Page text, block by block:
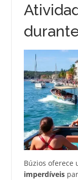
Búzios oferece
imperdíveis